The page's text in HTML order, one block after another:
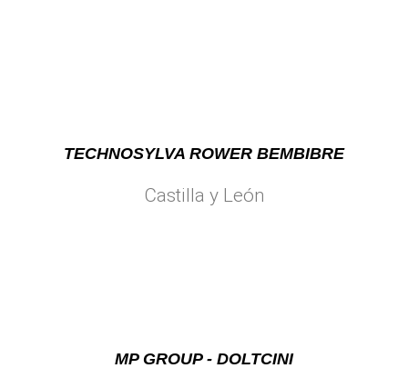
TECHNOSYLVA ROWER BEMBIBRE
Castilla y León
MP GROUP - DOLTCINI